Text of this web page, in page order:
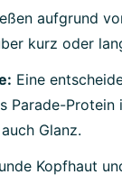
aufgrund
kurz oder
Eine
Parade-
Glanz.
Kopfhaut